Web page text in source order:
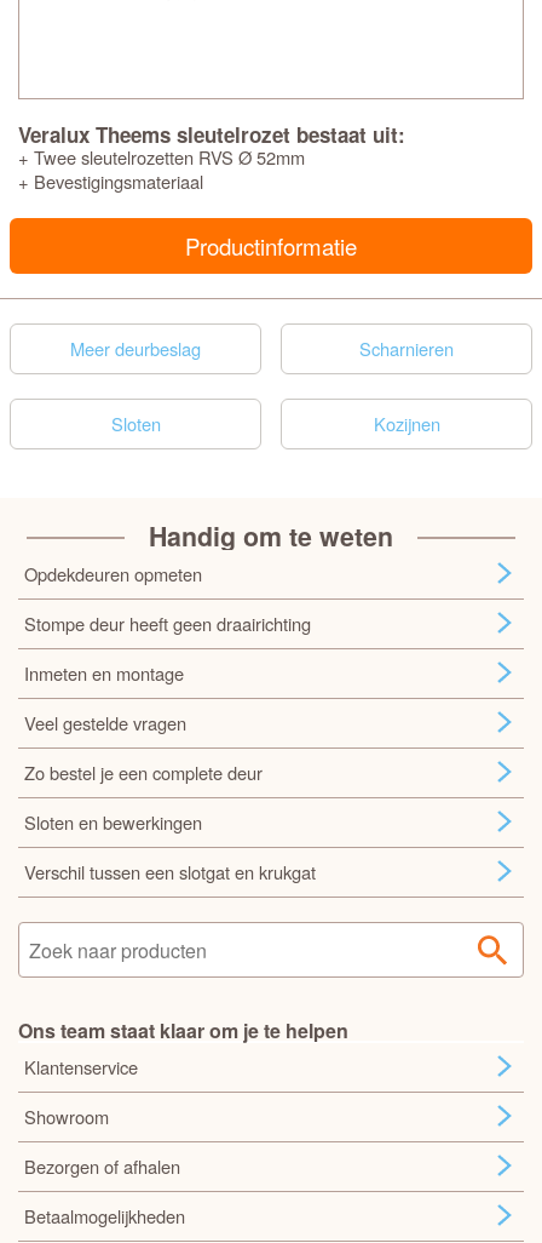
Veralux Theems sleutelrozet bestaat uit:
+ Twee sleutelrozetten RVS Ø 52mm
+ Bevestigingsmateriaal
Productinformatie
Meer deurbeslag Scharnieren
Sloten Kozijnen
Handig om te weten
Opdekdeuren opmeten
Stompe deur heeft geen draairichting
Inmeten en montage
Veel gestelde vragen
Zo bestel je een complete deur
Sloten en bewerkingen
Verschil tussen een slotgat en krukgat
Ons team staat klaar om je te helpen
Klantenservice
Showroom
Bezorgen of afhalen
Betaalmogelijkheden